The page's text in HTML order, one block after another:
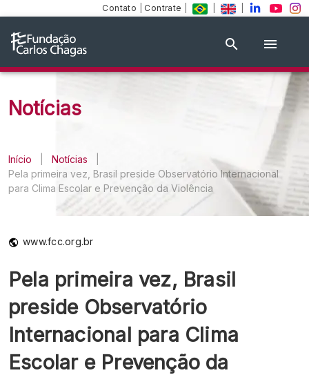
Contato Contrate
Notícias
Início Notícias
Pela primeira vez, Brasil preside Observatório Internacional
para Clima Escolar e Prevenção da Violência
www.fcc.org.br
Pela primeira vez, Brasil
preside Observatório
Internacional para Clima
Escolar e Prevenção da